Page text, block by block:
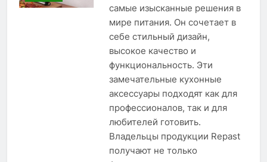
самые изысканные решения в
мире питания. Он сочетает в
себе стильный дизайн,
высокое качество и
функциональность. Эти
замечательные кухонные
аксессуары подходят как для
профессионалов, так и для
любителей готовить.
Владельцы продукции Repast
получают не только